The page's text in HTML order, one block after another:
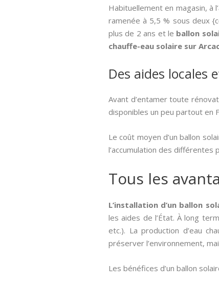
Habituellement en magasin, à
ramenée à 5,5 % sous deux
plus de 2 ans et le ballon
chauffe-eau solaire sur
Des aides locales
Avant d’entamer toute
disponibles un peu partout en
Le coût moyen d’un ballon
l’accumulation des
Tous les
L’installation d’un ballon
les aides de l’État. À long
etc.). La production d’eau
préserver l’environnement,
Les bénéfices d’un ballon